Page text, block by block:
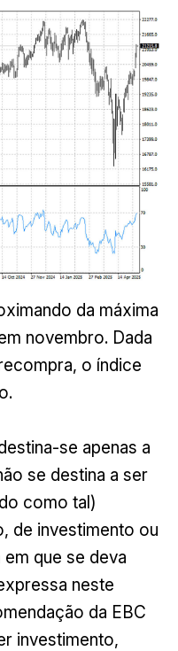
da máxima
novembro. Dada
o índice
se apenas a
se destina a ser
como tal)
de investimento ou
que se deva
neste
da EBC
investimento,